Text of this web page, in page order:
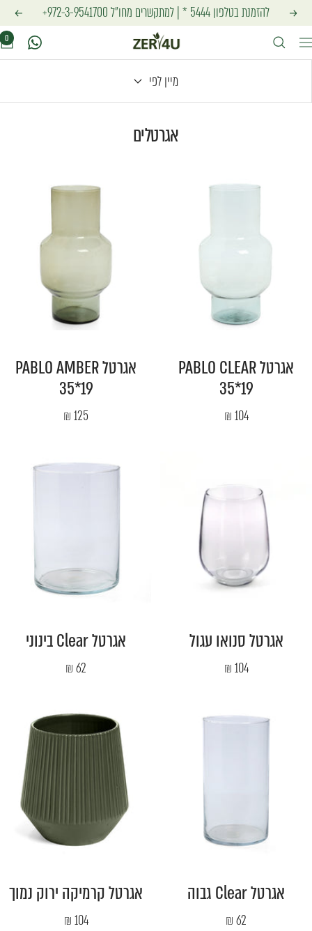
לתוכן
הקודם
להזמנת בטלפון5444 * | למתקשרים מחו"ל972-3-9541700+
הבא
ניווט
זר
פור
0
מיין לפי
אגרטלים
אגרטל PABLO CLEAR
35*19
מחיר
104 ₪
אגרטל PABLO AMBER
35*19
מחיר
125 ₪
אגרטל סנואו עגול
מחיר
104 ₪
אגרטל Clear בינוני
מחיר
62 ₪
אגרטל Clear גבוה
מחיר
62 ₪
אגרטל קרמיקה ירוק נמוך
מחיר
104 ₪